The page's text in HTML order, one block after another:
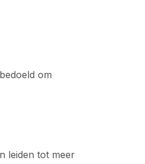
om
leiden tot meer